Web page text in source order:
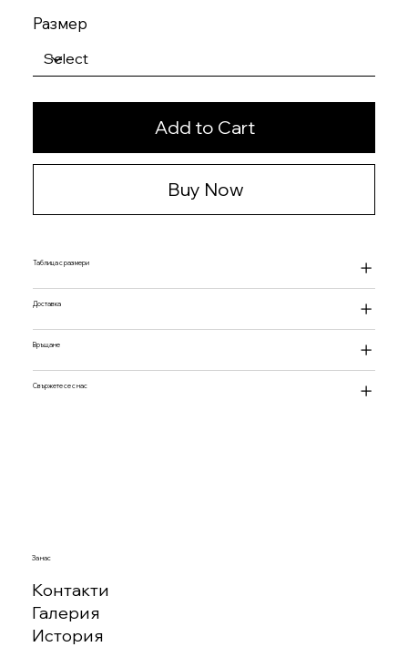
Размер
Add to Cart
Buy Now
Таблица с размери
Доставка
Връщане
Свържете се с нас
За нас
Контакти
Галерия
История